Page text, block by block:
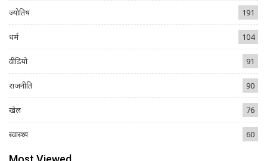
ज्योतिष 191
धर्म 104
वीडियो 91
राजनीति 90
खेल 76
स्वास्थ्य 60